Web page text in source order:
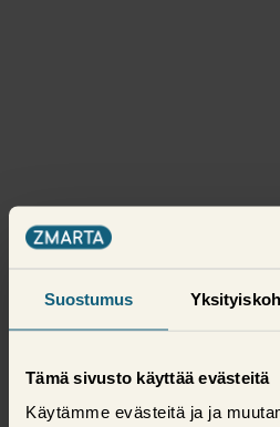
Suostumus
Tämä sivusto käyttää evästeitä
Käytämme evästeitä ja ja